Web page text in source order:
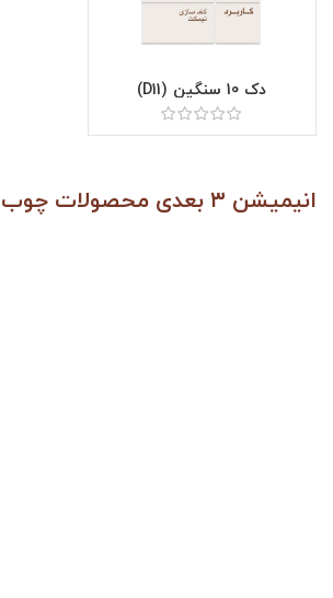
دک 10 سنگین (D11)
انیمیشن ۳ بعدی محصولات چوب پلاست